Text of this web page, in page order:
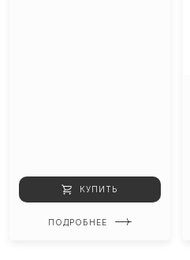
КУПИТЬ
ПОДРОБНЕЕ